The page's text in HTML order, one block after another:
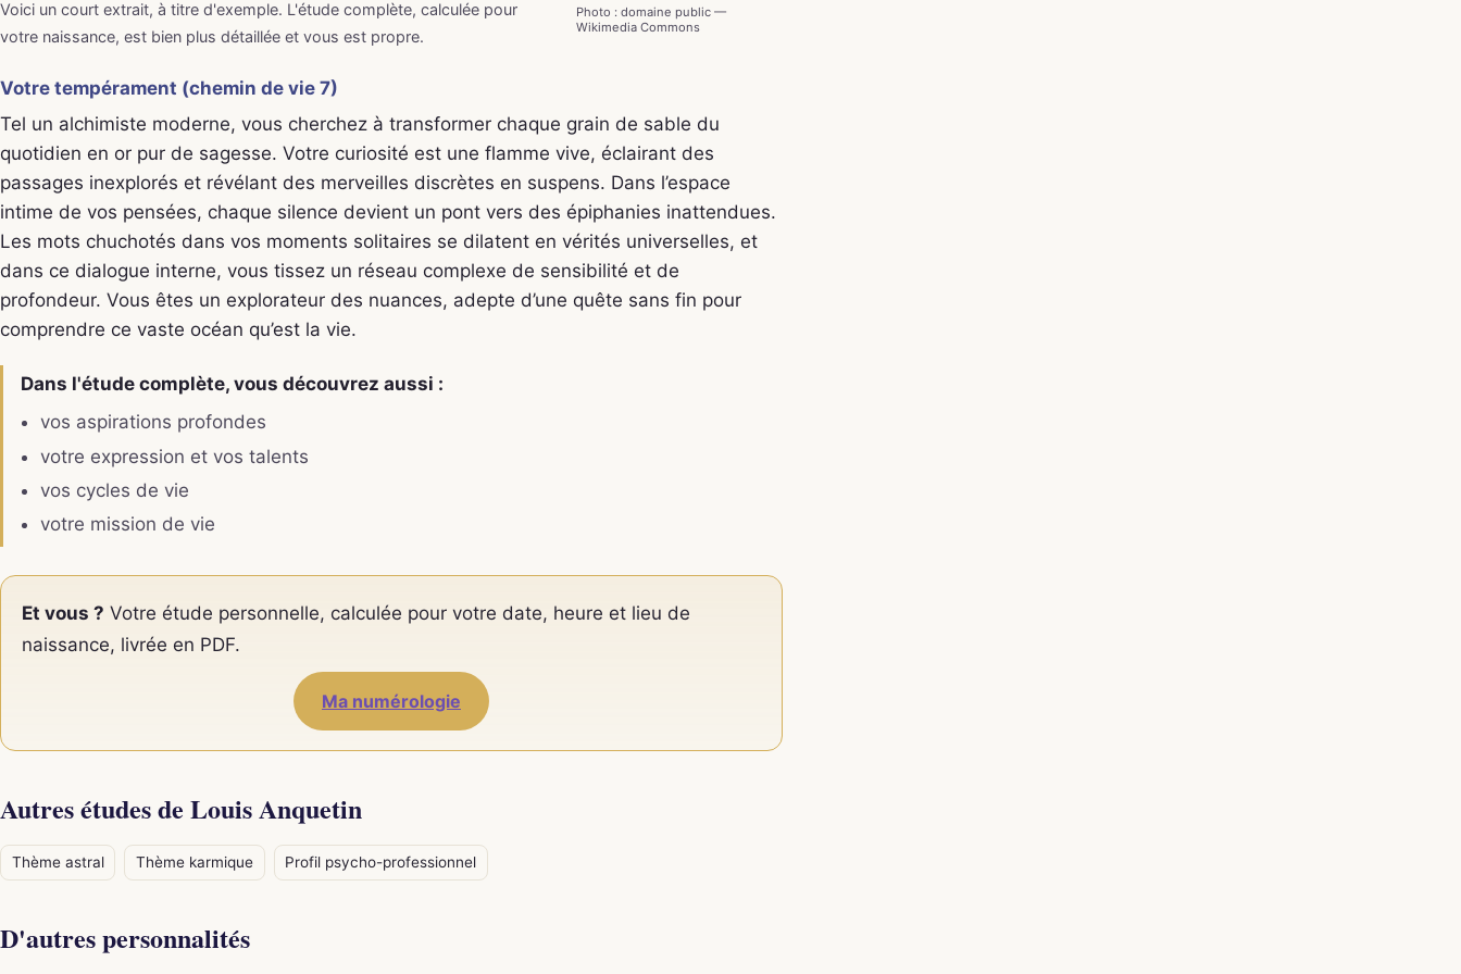
Photo : domaine public —
Wikimedia Commons
Voici un court extrait, à titre d'exemple. L'étude complète, calculée pour
votre naissance, est bien plus détaillée et vous est propre.
Votre tempérament (chemin de vie 7)
Tel un alchimiste moderne, vous cherchez à transformer chaque grain de sable du
quotidien en or pur de sagesse. Votre curiosité est une flamme vive, éclairant des
passages inexplorés et révélant des merveilles discrètes en suspens. Dans l’espace
intime de vos pensées, chaque silence devient un pont vers des épiphanies inattendues.
Les mots chuchotés dans vos moments solitaires se dilatent en vérités universelles, et
dans ce dialogue interne, vous tissez un réseau complexe de sensibilité et de
profondeur. Vous êtes un explorateur des nuances, adepte d’une quête sans fin pour
comprendre ce vaste océan qu’est la vie.
Dans l'étude complète, vous découvrez aussi :
vos aspirations profondes
votre expression et vos talents
vos cycles de vie
votre mission de vie
Et vous ? Votre étude personnelle, calculée pour votre date, heure et lieu de
naissance, livrée en PDF.
Ma numérologie
Autres études de Louis Anquetin
Thème astral Thème karmique Profil psycho-professionnel
D'autres personnalités